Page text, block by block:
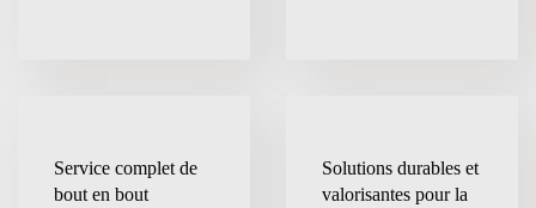
Service complet de
bout en bout
Solutions durables et
valorisantes pour la